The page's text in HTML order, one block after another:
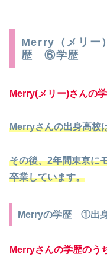
Merry（メリー
歴 ⑥学歴
Merry(メリー)さんの
Merryさんの出身高校
その後、2年間東京に
卒業しています。
Merryの学歴 ①出
Merryさんの学歴のう